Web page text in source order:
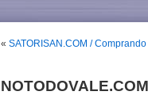
« SATORISAN.COM /